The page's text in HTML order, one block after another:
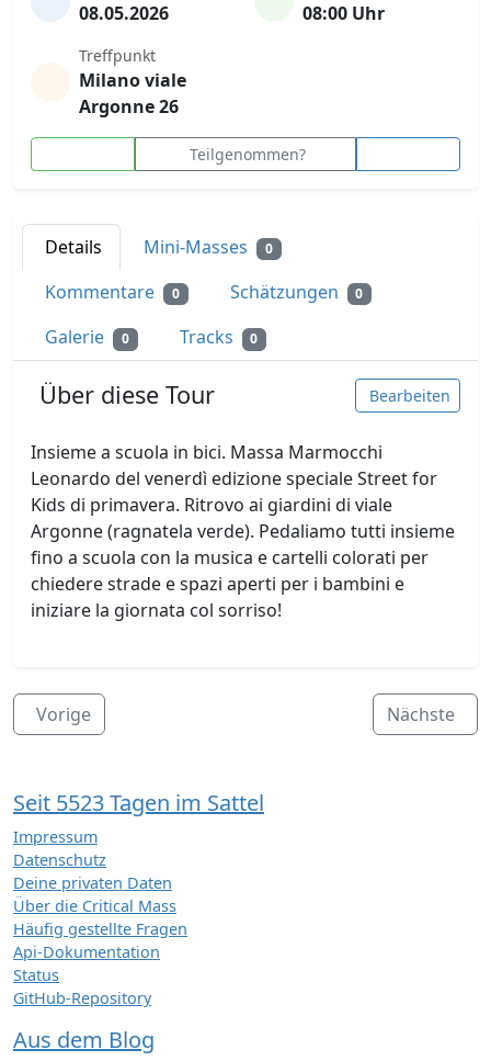
08.05.2026 08:00 Uhr
Treffpunkt
Milano viale
Argonne 26
Teilgenommen?
Details Mini-Masses 0
Kommentare 0 Schätzungen 0
Galerie 0 Tracks 0
Über diese Tour Bearbeiten
Insieme a scuola in bici. Massa Marmocchi
Leonardo del venerdì edizione speciale Street for
Kids di primavera. Ritrovo ai giardini di viale
Argonne (ragnatela verde). Pedaliamo tutti insieme
fino a scuola con la musica e cartelli colorati per
chiedere strade e spazi aperti per i bambini e
iniziare la giornata col sorriso!
Vorige Nächste
Seit 5523 Tagen im Sattel
Impressum
Datenschutz
Deine privaten Daten
Über die Critical Mass
Häufig gestellte Fragen
Api-Dokumentation
Status
GitHub-Repository
Aus dem Blog